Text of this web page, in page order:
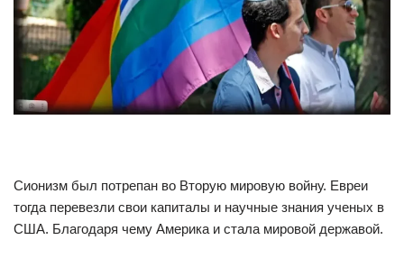
Сионизм был потрепан во Вторую мировую войну. Евреи
тогда перевезли свои капиталы и научные знания ученых в
США. Благодаря чему Америка и стала мировой державой.